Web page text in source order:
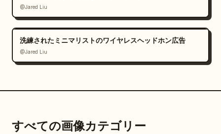
@Jared Liu
洗練されたミニマリストのワイヤレスヘッドホン広告
@Jared Liu
すべての画像カテゴリー